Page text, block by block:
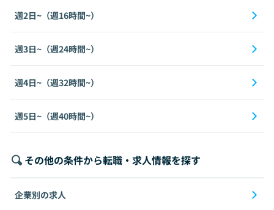
週2日~（週16時間~）
週3日~（週24時間~）
週4日~（週32時間~）
週5日~（週40時間~）
その他の条件から転職・求人情報を探す
企業別の求人